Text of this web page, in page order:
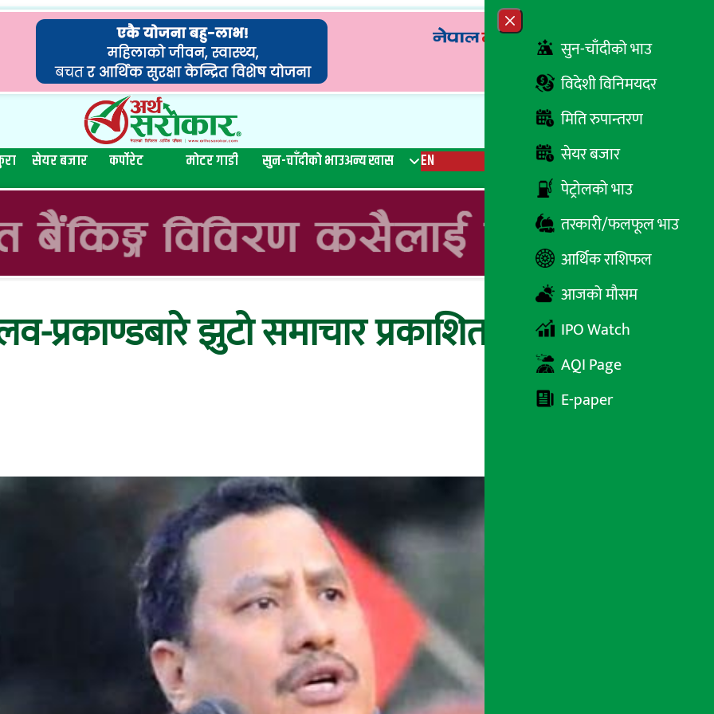
Close menu
सुन-चाँदीको भाउ
विदेशी विनिमयदर
मिति रुपान्तरण
सेयर बजार
पेट्रोलको भाउ
तरकारी/फलफूल भाउ
आर्थिक राशिफल
आजको मौसम
IPO Watch
AQI Page
E-paper
सेयर बजार कर्पोरेट मोटर गाडी सुन-चाँदीको भाउअन्य खास EN रेडियो
प्रकाण्डबारे झुटो समाचार प्रकाशित गरेपछि